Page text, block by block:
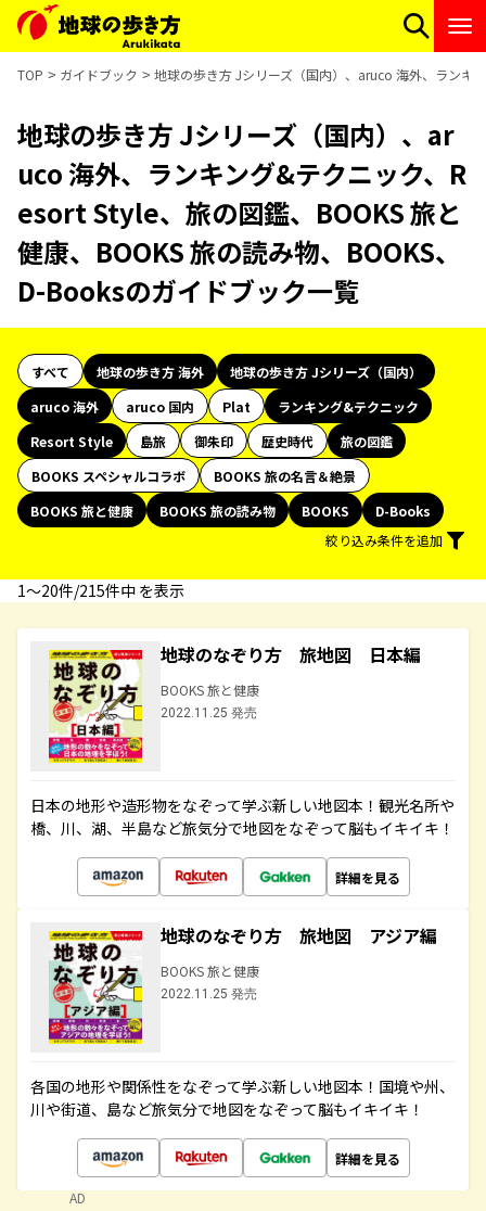
TOP ガイドブック 地球の歩き方 Jシリーズ（国内）、aruco 海外、ランキ
地球の歩き方 Jシリーズ（国内）、ar
uco 海外、ランキング&テクニック、R
esort Style、旅の図鑑、BOOKS 旅と
健康、BOOKS 旅の読み物、BOOKS、
D-Booksのガイドブック一覧
すべて 地球の歩き方 海外
地球の歩き方 Jシリーズ（国内）
aruco 海外
aruco 国内 Plat
ランキング&テクニック
Resort Style
島旅 御朱印 歴史時代
旅の図鑑
BOOKS スペシャルコラボ
BOOKS 旅の名言＆絶景
BOOKS 旅と健康
BOOKS 旅の読み物 BOOKS
D-Books
絞り込み条件を追加
1〜20件/215件中 を表示
地球のなぞり方 旅地図 日本編
BOOKS 旅と健康
2022.11.25 発売
日本の地形や造形物をなぞって学ぶ新しい地図本！観光名所や
橋、川、湖、半島など旅気分で地図をなぞって脳もイキイキ！
詳細を見る
地球のなぞり方 旅地図 アジア編
BOOKS 旅と健康
2022.11.25 発売
各国の地形や関係性をなぞって学ぶ新しい地図本！国境や州、
川や街道、島など旅気分で地図をなぞって脳もイキイキ！
詳細を見る
AD